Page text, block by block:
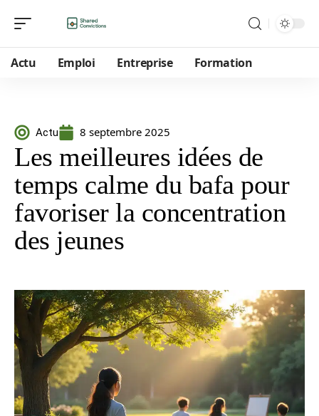
Actu Emploi Entreprise Formation
Actu 8 septembre 2025
Les meilleures idées de
temps calme du bafa pour
favoriser la concentration
des jeunes